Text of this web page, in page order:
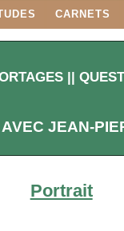
CARNETS
||
JEAN-
Portrait